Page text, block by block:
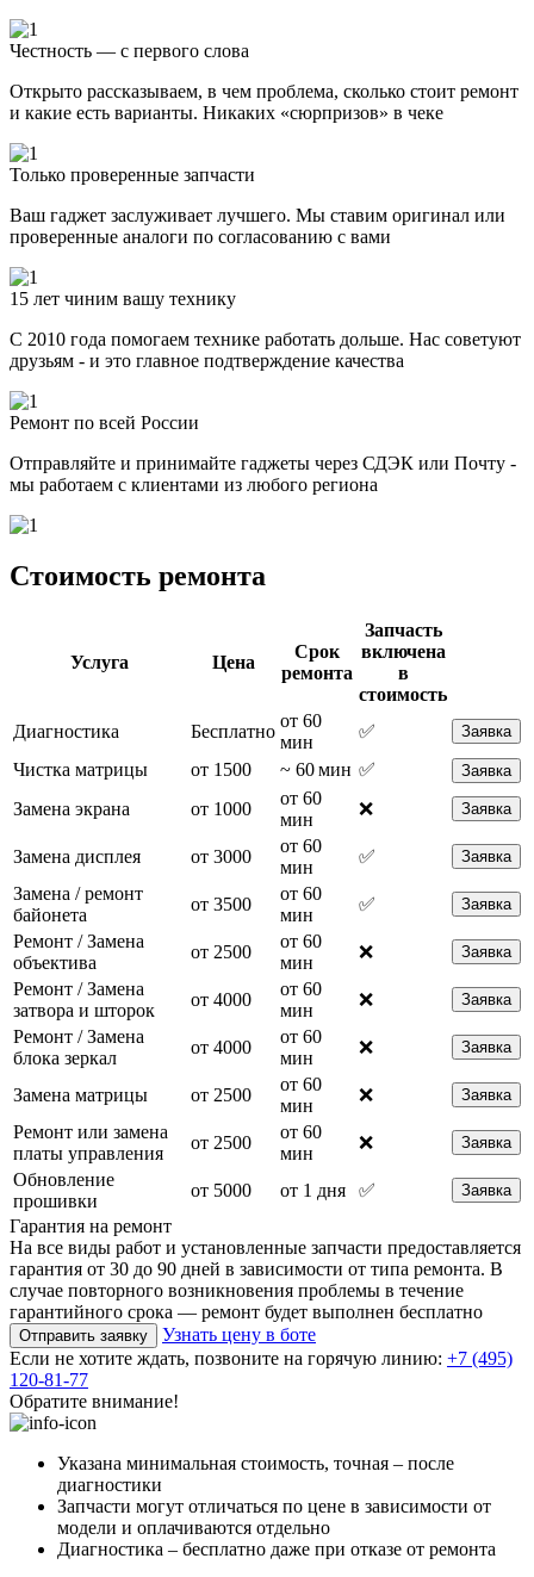
Честность — с первого слова
Открыто рассказываем, в чем проблема, сколько стоит ремонт
и какие есть варианты. Никаких «сюрпризов» в чеке
Только проверенные запчасти
Ваш гаджет заслуживает лучшего. Мы ставим оригинал или
проверенные аналоги по согласованию с вами
15 лет чиним вашу технику
С 2010 года помогаем технике работать дольше. Нас советуют
друзьям - и это главное подтверждение качества
Ремонт по всей России
Отправляйте и принимайте гаджеты через СДЭК или Почту -
мы работаем с клиентами из любого региона
Стоимость ремонта
Услуга Цена
Срок
ремонта
Запчасть
включена
в
стоимость
Диагностика
Бесплатно
от 60
мин
✅ Заявка
Чистка матрицы от 1500 ~ 60 мин ✅ Заявка
Замена экрана от 1000
от 60
мин
❌ Заявка
Замена дисплея от 3000
от 60
мин
✅ Заявка
Замена / ремонт
байонета
от 3500
от 60
мин
✅ Заявка
Ремонт / Замена
объектива
от 2500
от 60
мин
❌ Заявка
Ремонт / Замена
затвора и шторок
от 4000
от 60
мин
❌ Заявка
Ремонт / Замена
блока зеркал
от 4000
от 60
мин
❌ Заявка
Замена матрицы от 2500
от 60
мин
❌ Заявка
Ремонт или замена
платы управления
от 2500
от 60
мин
❌ Заявка
Обновление
прошивки
от 5000 от 1 дня ✅ Заявка
Гарантия на ремонт
На все виды работ и установленные запчасти предоставляется
гарантия от 30 до 90 дней в зависимости от типа ремонта. В
случае повторного возникновения проблемы в течение
гарантийного срока — ремонт будет выполнен бесплатно
Отправить заявку
Узнать цену в боте
Если не хотите ждать, позвоните на горячую линию: +7 (495)
120-81-77
Обратите внимание!
Указана минимальная стоимость, точная – после
диагностики
Запчасти могут отличаться по цене в зависимости от
модели и оплачиваются отдельно
Диагностика – бесплатно даже при отказе от ремонта